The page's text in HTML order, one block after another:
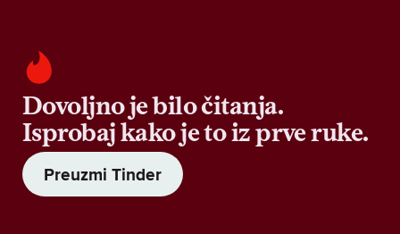
Dovoljno je bilo čitanja.
Isprobaj kako je to iz prve ruke.
Preuzmi Tinder